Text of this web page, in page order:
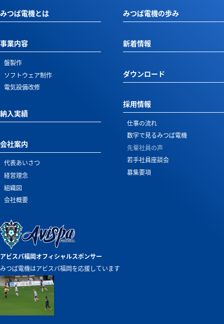
みつば電機とは
事業内容
盤製作
ソフトウェア制作
電気設備改修
納入実績
会社案内
代表あいさつ
経営理念
組織図
会社概要
みつば電機の歩み
新着情報
ダウンロード
採用情報
仕事の流れ
数字で見るみつば電機
先輩社員の声
若手社員座談会
募集要項
アビスパ福岡オフィシャルスポンサー
みつば電機はアビスパ福岡を応援しています